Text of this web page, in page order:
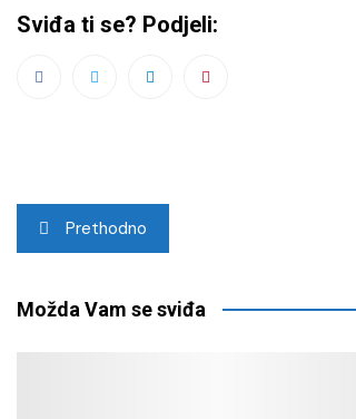
Sviđa ti se? Podjeli:
Navigacija
objava
Prethodno
Možda Vam se sviđa